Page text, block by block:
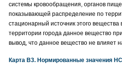
системы кровообращения, органов
показывающей распределение по
стационарный источник этого
территории города данное вещество
вывод, что данное вещество не влияет
Карта B3. Нормированные значения